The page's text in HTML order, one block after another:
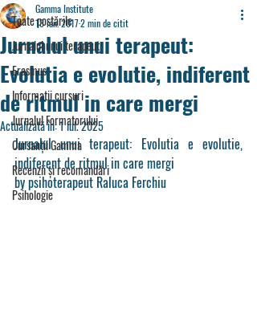
Toate postările
Jurnalul unui terapeut
Erasmus
Informatii cursuri
Jurnalul Formatorului
Cursanții Gamma
Recenzii și recomandări
Psihologie
Jurnalul unui terapeut:
Evolutia e evolutie, indiferent
de ritmul in care mergi
Gamma Institute
13 ian. 20172 min de citit
Actualizată în:1 iul. 2025
Jurnalul unui terapeut: Evolutia e evolutie,
indiferent de ritmul in care mergi
by psihoterapeut Raluca Ferchiu